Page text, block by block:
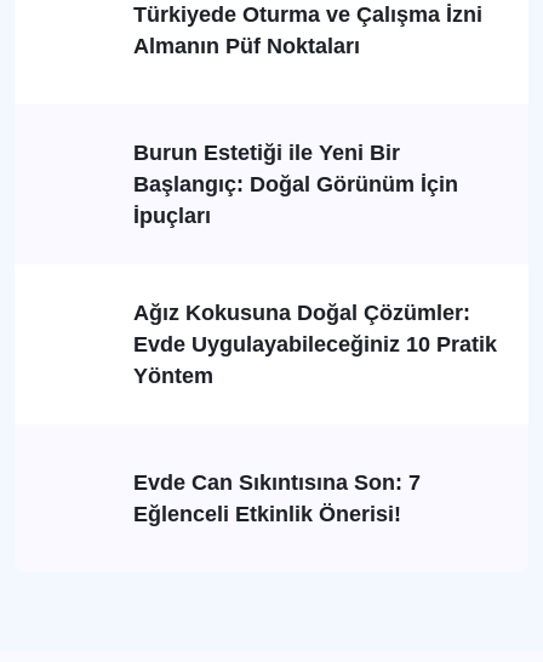
Türkiyede Oturma ve Çalışma İzni
Almanın Püf Noktaları
Burun Estetiği ile Yeni Bir
Başlangıç: Doğal Görünüm İçin
İpuçları
Ağız Kokusuna Doğal Çözümler:
Evde Uygulayabileceğiniz 10 Pratik
Yöntem
Evde Can Sıkıntısına Son: 7
Eğlenceli Etkinlik Önerisi!